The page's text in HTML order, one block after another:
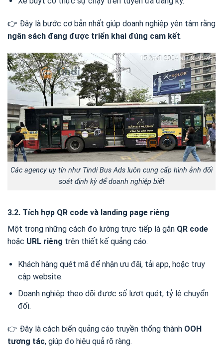
👉 Đây là bước cơ bản nhất giúp doanh nghiệp yên tâm rằng
ngân sách đang được triển khai đúng cam kết.
Các agency uy tín như Tindi Bus Ads luôn cung cấp hình ảnh đối
soát định kỳ để doanh nghiệp biết
3.2. Tích hợp QR code và landing page riêng
Một trong những cách đo lường trực tiếp là gắn QR code
hoặc URL riêng trên thiết kế quảng cáo.
Khách hàng quét mã để nhận ưu đãi, tải app, hoặc truy
cập website.
Doanh nghiệp theo dõi được số lượt quét, tỷ lệ chuyển
đổi.
👉 Đây là cách biến quảng cáo truyền thống thành OOH
tương tác, giúp đo hiệu quả rõ ràng.